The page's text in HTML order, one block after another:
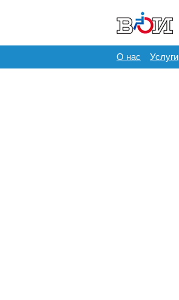
О нас Услуги